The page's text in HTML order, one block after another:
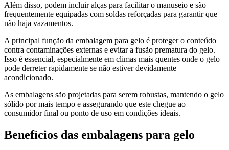
Além disso, podem incluir alças para facilitar o manuseio e são
frequentemente equipadas com soldas reforçadas para garantir que
não haja vazamentos.
A principal função da embalagem para gelo é proteger o conteúdo
contra contaminações externas e evitar a fusão prematura do gelo.
Isso é essencial, especialmente em climas mais quentes onde o gelo
pode derreter rapidamente se não estiver devidamente
acondicionado.
As embalagens são projetadas para serem robustas, mantendo o gelo
sólido por mais tempo e assegurando que este chegue ao
consumidor final ou ponto de uso em condições ideais.
Benefícios das embalagens para gelo